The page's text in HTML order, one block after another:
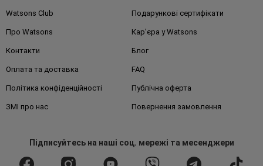
Watsons Club Подарункові сертифікати
Про Watsons Кар'єра у Watsons
Контакти Блог
Оплата та доставка FAQ
Політика конфіденційності Публічна оферта
ЗМІ про нас Повернення замовлення
Підписуйтесьна наші соц. мережі та месенджери